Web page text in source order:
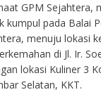
GPM Sejahtera,
kumpul pada Balai
menuju lokasi
di Jl. Ir.
lokasi Kuliner 3
Selatan, KKT.